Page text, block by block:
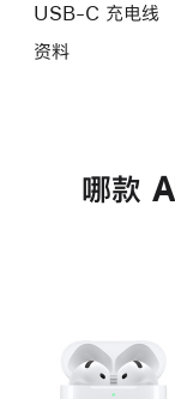
USB-C 充电线
资料
哪款